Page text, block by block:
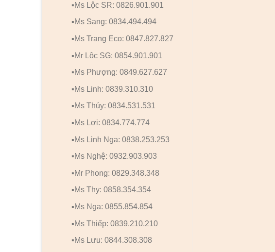
▪️Ms Lộc SR: 0826.901.901
▪️Ms Sang: 0834.494.494
▪️Ms Trang Eco: 0847.827.827
▪️Mr Lộc SG: 0854.901.901
▪️Ms Phượng: 0849.627.627
▪️Ms Linh: 0839.310.310
▪️Ms Thúy: 0834.531.531
▪️Ms Lợi: 0834.774.774
▪️Ms Linh Nga: 0838.253.253
▪️Ms Nghệ: 0932.903.903
▪️Mr Phong: 0829.348.348
▪️Ms Thy: 0858.354.354
▪️Ms Nga: 0855.854.854
▪️Ms Thiếp: 0839.210.210
▪️Ms Lưu: 0844.308.308